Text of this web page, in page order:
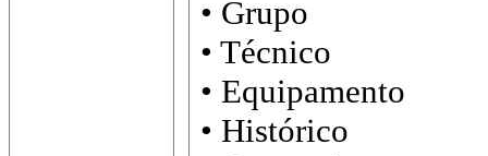
• Grupo
• Técnico
• Equipamento
• Histórico